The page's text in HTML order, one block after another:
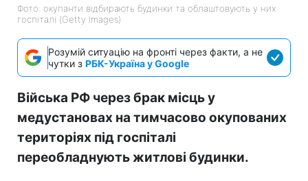
Фото: окупанти відбирають будинки та облаштовують у них
госпіталі (Getty Images)
Розумій ситуацію на фронті через факти, а не
чутки з РБК-Україна у Google
Війська РФ через брак місць у
медустановах на тимчасово окупованих
територіях під госпіталі
переобладнують житлові будинки.